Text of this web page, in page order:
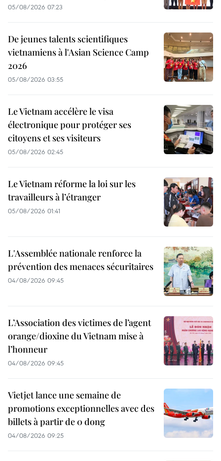
05/08/2026 07:23
De jeunes talents scientifiques
vietnamiens à l'Asian Science Camp
2026
05/08/2026 03:55
Le Vietnam accélère le visa
électronique pour protéger ses
citoyens et ses visiteurs
05/08/2026 02:45
Le Vietnam réforme la loi sur les
travailleurs à l’étranger
05/08/2026 01:41
L'Assemblée nationale renforce la
prévention des menaces sécuritaires
04/08/2026 09:45
L’Association des victimes de l’agent
orange/dioxine du Vietnam mise à
l’honneur
04/08/2026 09:45
Vietjet lance une semaine de
promotions exceptionnelles avec des
billets à partir de 0 dong
04/08/2026 09:25